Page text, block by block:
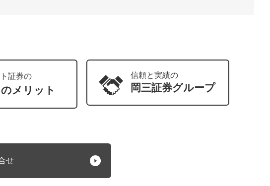
証券の
メリット
信頼と実績の
岡三証券グループ
せ